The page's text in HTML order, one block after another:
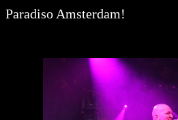
Paradiso Amsterdam!